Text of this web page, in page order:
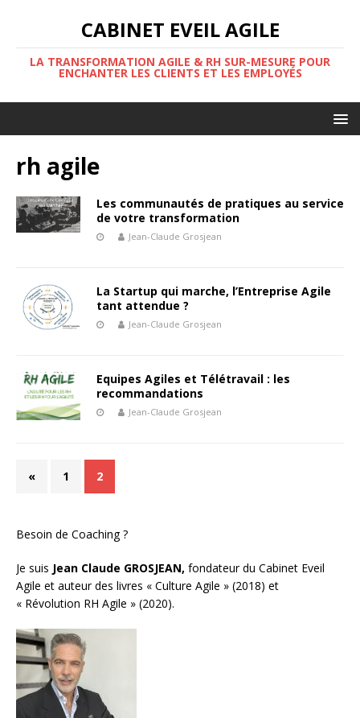
CABINET EVEIL AGILE
LA TRANSFORMATION AGILE & RH SUR-MESURE POUR
ENCHANTER LES CLIENTS ET LES EMPLOYÉS
rh agile
Les communautés de pratiques au service
de votre transformation
Jean-Claude Grosjean
La Startup qui marche, l’Entreprise Agile
tant attendue ?
Jean-Claude Grosjean
Equipes Agiles et Télétravail : les
recommandations
Jean-Claude Grosjean
« 1 2
Besoin de Coaching ?
Je suis Jean Claude GROSJEAN, fondateur du Cabinet Eveil
Agile et auteur des livres « Culture Agile » (2018) et
« Révolution RH Agile » (2020).